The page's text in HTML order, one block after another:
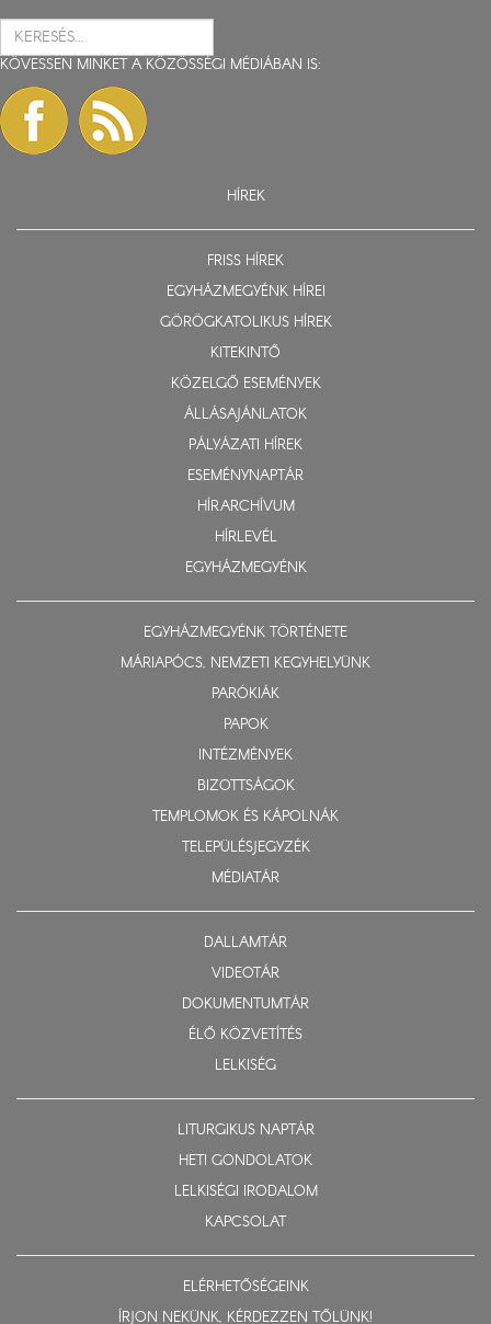
KÖVESSEN MINKET A KÖZÖSSÉGI MÉDIÁBAN IS:
HÍREK
FRISS HÍREK
EGYHÁZMEGYÉNK HÍREI
GÖRÖGKATOLIKUS HÍREK
KITEKINTŐ
KÖZELGŐ ESEMÉNYEK
ÁLLÁSAJÁNLATOK
PÁLYÁZATI HÍREK
ESEMÉNYNAPTÁR
HÍRARCHÍVUM
HÍRLEVÉL
EGYHÁZMEGYÉNK
EGYHÁZMEGYÉNK TÖRTÉNETE
MÁRIAPÓCS, NEMZETI KEGYHELYÜNK
PARÓKIÁK
PAPOK
INTÉZMÉNYEK
BIZOTTSÁGOK
TEMPLOMOK ÉS KÁPOLNÁK
TELEPÜLÉSJEGYZÉK
MÉDIATÁR
DALLAMTÁR
VIDEOTÁR
DOKUMENTUMTÁR
ÉLŐ KÖZVETÍTÉS
LELKISÉG
LITURGIKUS NAPTÁR
HETI GONDOLATOK
LELKISÉGI IRODALOM
KAPCSOLAT
ELÉRHETŐSÉGEINK
ÍRJON NEKÜNK, KÉRDEZZEN TŐLÜNK!